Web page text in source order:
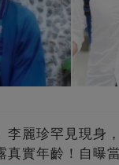
李麗珍罕見現身
真實年齡！自曝